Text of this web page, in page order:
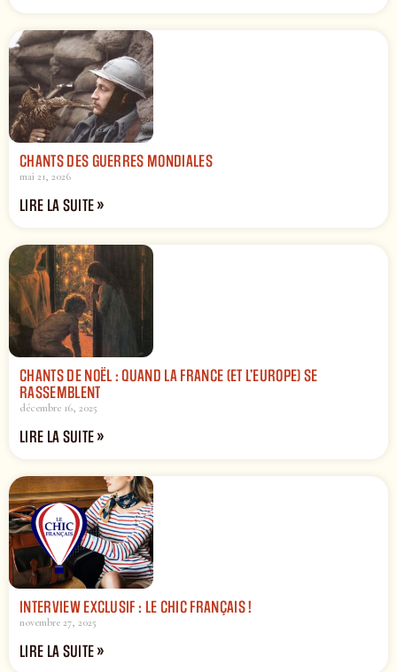
CHANTS DES GUERRES MONDIALES
mai 21, 2026
LIRE LA SUITE »
CHANTS DE NOËL : QUAND LA FRANCE (ET L’EUROPE) SE
RASSEMBLENT
décembre 16, 2025
LIRE LA SUITE »
INTERVIEW EXCLUSIF : LE CHIC FRANÇAIS !
novembre 27, 2025
LIRE LA SUITE »